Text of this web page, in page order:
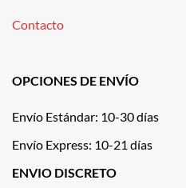
Contacto
OPCIONES DE ENVÍO
Envío Estándar: 10-30 días
Envío Express: 10-21 días
ENVIO DISCRETO